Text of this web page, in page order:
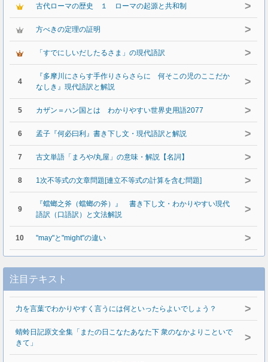
古代ローマの歴史 １ ローマの起源と共和制 >
方べきの定理の証明 >
「すでにしいだしたるさま」の現代語訳 >
4
『多摩川にさらす手作りさらさらに 何そこの児のここだか
なしき』現代語訳と解説
>
5 カザン＝ハン国とは わかりやすい世界史用語2077 >
6 孟子『何必曰利』書き下し文・現代語訳と解説 >
7 古文単語「まろや/丸屋」の意味・解説【名詞】 >
8 1次不等式の文章問題[連立不等式の計算を含む問題] >
9
『蟷螂之斧（蟷螂の斧）』 書き下し文・わかりやすい現代
語訳（口語訳）と文法解説
>
10 "may"と"might"の違い >
注目テキスト
力を言葉でわかりやすく言うには何といったらよいでしょう？ >
蜻蛉日記原文全集「またの日こなたあなた下 衆のなかよりこといで
きて」
>